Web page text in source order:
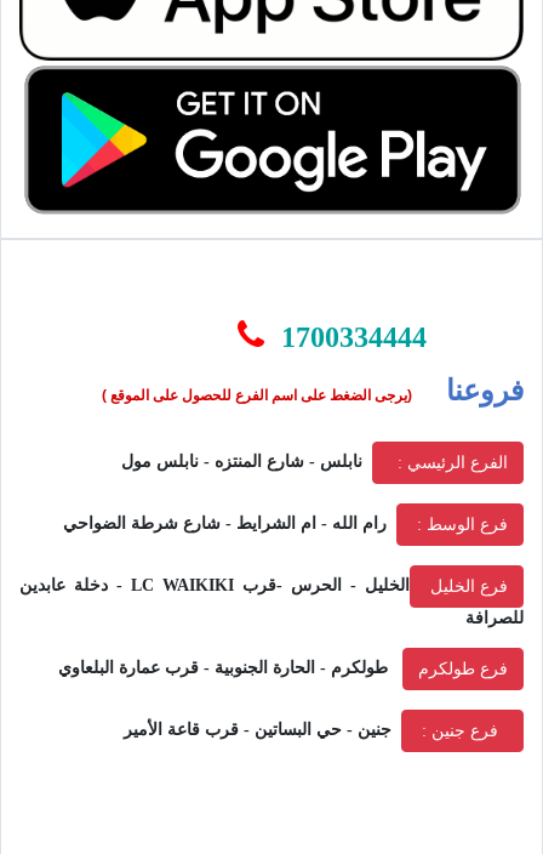
1700334444
فروعنا (يرجى الضغط على اسم الفرع للحصول على الموقع )
الفرع الرئيسي : نابلس - شارع المنتزه - نابلس مول
فرع الوسط : رام الله - ام الشرايط - شارع شرطة الضواحي
فرع الخليل
الخليل - الحرس -قرب LC WAIKIKI - دخلة عابدين
للصرافة
فرع طولكرم طولكرم - الحارة الجنوبية - قرب عمارة البلعاوي
فرع جنين : جنين - حي البساتين - قرب قاعة الأمير